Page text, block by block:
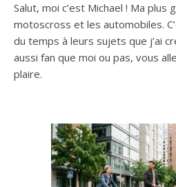
Salut, moi c’est Michael ! Ma plus
motoscross et les automobiles.
du temps à leurs sujets que j’ai
aussi fan que moi ou pas, vous
plaire.